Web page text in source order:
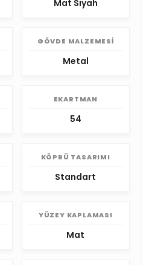
Mat Siyah
GÖVDE MALZEMESI
Metal
EKARTMAN
54
KÖPRÜ TASARIMI
Standart
YÜZEY KAPLAMASI
Mat